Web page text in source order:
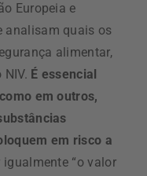
Europeia e
analisam quais os
alimentar,
É essencial
em outros,
em risco a
igualmente “o valor